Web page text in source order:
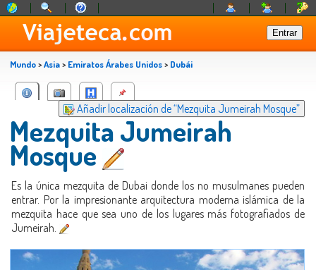
Mundo>Asia> Emiratos Árabes Unidos> Dubái
Añadir localización de “Mezquita Jumeirah Mosque”
Mezquita Jumeirah
Mosque
Es la única mezquita de Dubai donde los no musulmanes pueden
entrar. Por la impresionante arquitectura moderna islámica de la
mezquita hace que sea uno de los lugares más fotografiados de
Jumeirah.